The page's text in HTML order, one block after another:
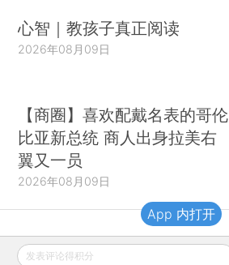
心智｜教孩子真正阅读
2026年08月09日
【商圈】喜欢配戴名表的哥伦
比亚新总统 商人出身拉美右
翼又一员
2026年08月09日
财新移动
发表评论得积分
App 内打开